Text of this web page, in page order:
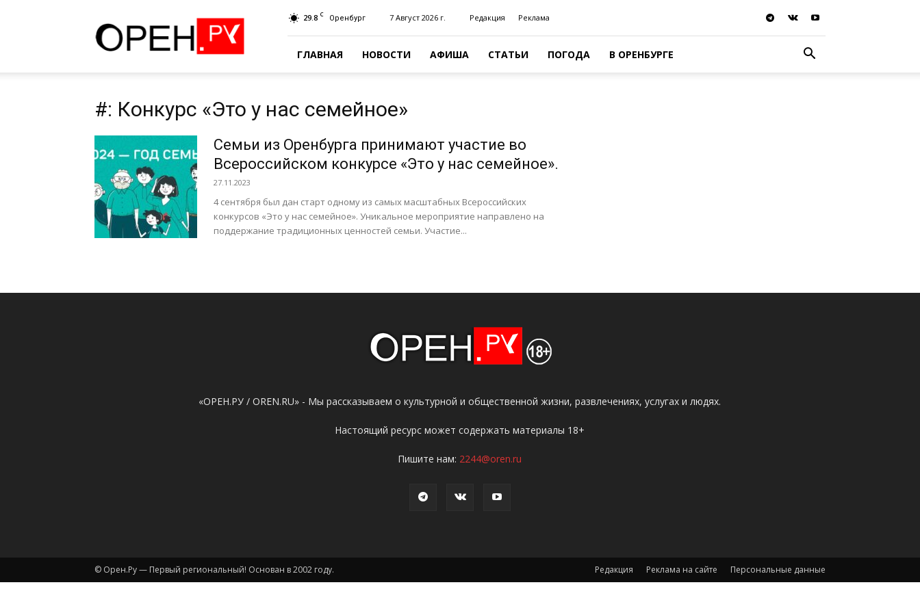
29.8 C Оренбург 7 Август 2026 г. Редакция Реклама
ГЛАВНАЯ НОВОСТИ АФИША СТАТЬИ ПОГОДА В ОРЕНБУРГЕ
#: Конкурс «Это у нас семейное»
Семьи из Оренбурга принимают участие во
Всероссийском конкурсе «Это у нас семейное».
27.11.2023
4 сентября был дан старт одному из самых масштабных Всероссийских
конкурсов «Это у нас семейное». Уникальное мероприятие направлено на
поддержание традиционных ценностей семьи. Участие...
«ОРЕН.РУ / OREN.RU» - Мы рассказываем о культурной и общественной жизни, развлечениях, услугах и людях.
Настоящий ресурс может содержать материалы 18+
Пишите нам: 2244@oren.ru
Редакция Реклама на сайте Персональные данные
© Орен.Ру — Первый региональный! Основан в 2002 году.